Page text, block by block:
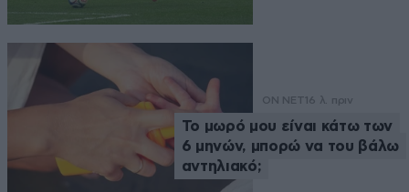
ON NET 16 λ. πριν
Το μωρό μου είναι κάτω των
6 μηνών, μπορώ να του βάλω
αντηλιακό;